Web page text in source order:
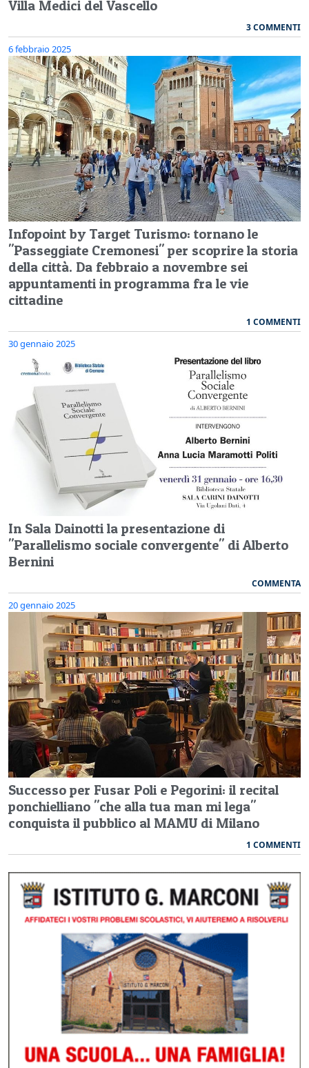
Villa Medici del Vascello
3 COMMENTI
6 febbraio 2025
Infopoint by Target Turismo: tornano le
"Passeggiate Cremonesi" per scoprire la storia
della città. Da febbraio a novembre sei
appuntamenti in programma fra le vie
cittadine
1 COMMENTI
30 gennaio 2025
In Sala Dainotti la presentazione di
"Parallelismo sociale convergente" di Alberto
Bernini
COMMENTA
20 gennaio 2025
Successo per Fusar Poli e Pegorini: il recital
ponchielliano "che alla tua man mi lega"
conquista il pubblico al MAMU di Milano
1 COMMENTI